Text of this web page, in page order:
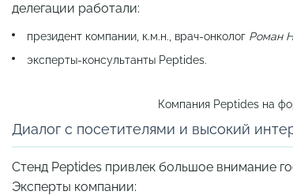
делегации работали:
президент компании, к.м.н., врач-онколог Роман
эксперты-консультанты Peptides.
Компания Peptides на
Диалог с посетителями и высокий
Стенд Peptides привлек большое внимание
Эксперты компании: